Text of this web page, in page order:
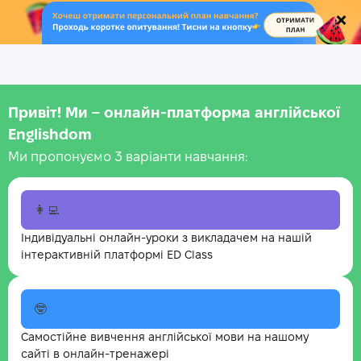
.
Привіт! Ми – онлайн-платформа англійської
Englishdom
Ми пропонуємо 3 варіанти навчання:
👩‍💻
Індивідуальні онлайн-уроки з викладачем на нашій
інтерактивній платформі ED Class
🤓
Самостійне вивчення англійської мови на нашому
сайті в онлайн-тренажері